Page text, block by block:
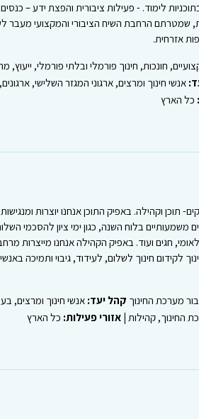
לימוד. - פעילות ציבורית והפצת ידע –
שמטרתם הרחבת השיח הציבורי והמקצועי מעבר
אזרחית.
חונכות, חינוך פורמלי ובלתי פורמלי,
אנשי חינוך ומרצים, ארגוני המגזר השלישי,
כל הארץ
תוכן וקהילה. באפיק התוכן אנחנו יוצרות
משמעותיים בלוח השנה, כגון ימי ציון להסכמי
חגים ועוד. באפיק הקהילה אנחנו מייצרות
לקידום חינוך לשלום, לעידוד, גיבוי ותמיכה
מערכת החינוך קהל יעד: אנשי חינוך ומרצים,
החינוך, קהילות | אזורי פעילות: כל הארץ